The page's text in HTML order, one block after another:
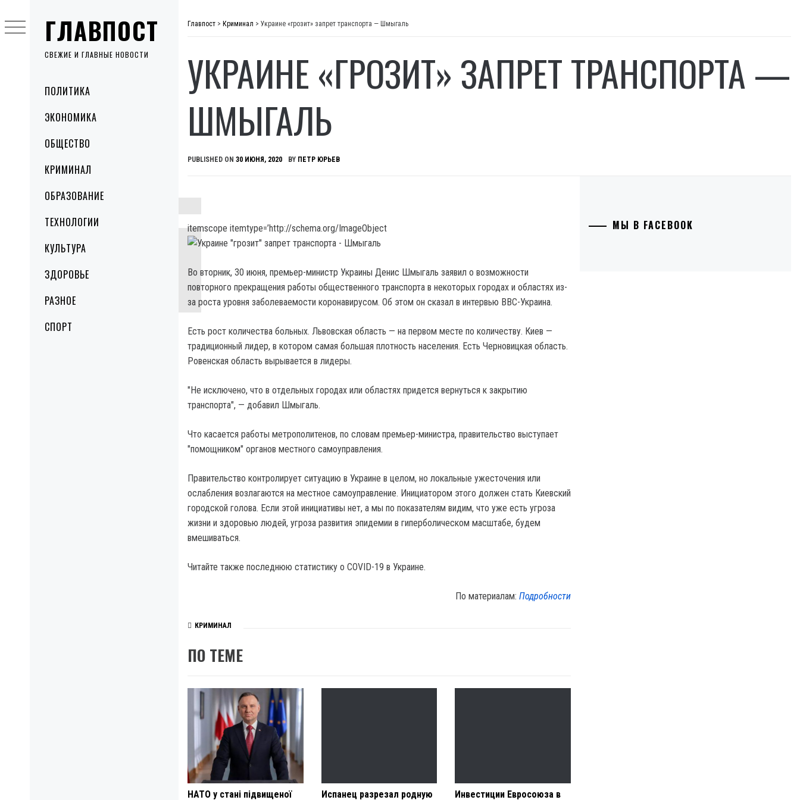
ГЛАВПОСТ
СВЕЖИЕ И ГЛАВНЫЕ НОВОСТИ
MenuПОЛИТИКА
ЭКОНОМИКА
ОБЩЕСТВО
КРИМИНАЛ
ОБРАЗОВАНИЕ
ТЕХНОЛОГИИ
КУЛЬТУРА
ЗДОРОВЬЕ
РАЗНОЕ
СПОРТ
to
content
Главпост > Криминал > Украине «грозит» запрет транспорта — Шмыгаль
УКРАИНЕ «ГРОЗИТ» ЗАПРЕТ ТРАНСПОРТА —
ШМЫГАЛЬ
PUBLISHED ON 30 ИЮНЯ, 2020 BY ПЕТР ЮРЬЕВ
itemscope itemtype=’http://schema.org/ImageObject
Во вторник, 30 июня, премьер-министр Украины Денис Шмыгаль заявил о возможности
повторного прекращения работы общественного транспорта в некоторых городах и областях из-
за роста уровня заболеваемости коронавирусом. Об этом он сказал в интервью BBC-Украина.
Есть рост количества больных. Львовская область — на первом месте по количеству. Киев —
традиционный лидер, в котором самая большая плотность населения. Есть Черновицкая область.
Ровенская область вырывается в лидеры.
"Не исключено, что в отдельных городах или областях придется вернуться к закрытию
транспорта", — добавил Шмыгаль.
Что касается работы метрополитенов, по словам премьер-министра, правительство выступает
"помощником" органов местного самоуправления.
Правительство контролирует ситуацию в Украине в целом, но локальные ужесточения или
ослабления возлагаются на местное самоуправление. Инициатором этого должен стать Киевский
городской голова. Если этой инициативы нет, а мы по показателям видим, что уже есть угроза
жизни и здоровью людей, угроза развития эпидемии в гиперболическом масштабе, будем
вмешиваться.
Читайте также последнюю статистику о COVID-19 в Украине.
По материалам:Подробности
КРИМИНАЛ
ПО ТЕМЕ
НАТО у стані підвищеної
Испанец разрезал родную
Инвестиции Евросоюза в
МЫ В FACEBOOK